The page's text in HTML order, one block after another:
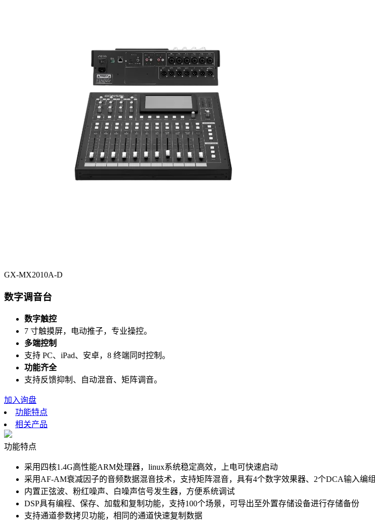
GX-MX2010A-D
数字调音台
数字触控
7 寸触摸屏，电动推子，专业操控。
多端控制
支持 PC、iPad、安卓，8 终端同时控制。
功能齐全
支持反馈抑制、自动混音、矩阵调音。
加入询盘
功能特点
相关产品
功能特点
采用四核1.4G高性能ARM处理器，linux系统稳定高效，上电可快速启动
采用AF-AM衰减因子的音频数据混音技术，支持矩阵混音，具有4个数字效果器、2个DCA输入编组
内置正弦波、粉红噪声、白噪声信号发生器，方便系统调试
DSP具有编程、保存、加载和复制功能，支持100个场景，可导出至外置存储设备进行存储备份
支持通道参数拷贝功能，相同的通道快速复制数据